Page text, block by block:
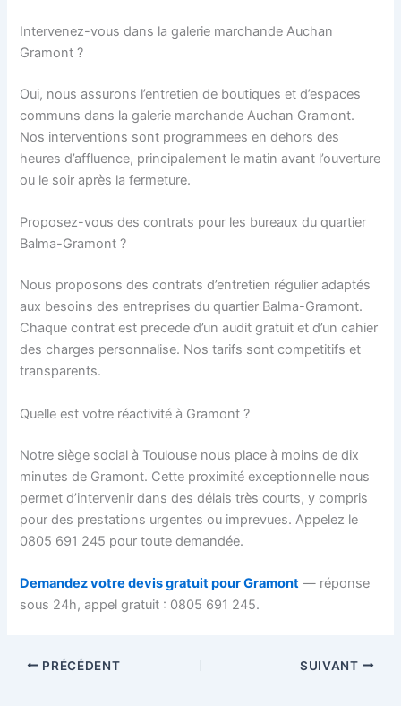
Intervenez-vous dans la galerie marchande Auchan
Gramont ?
Oui, nous assurons l’entretien de boutiques et d’espaces
communs dans la galerie marchande Auchan Gramont.
Nos interventions sont programmees en dehors des
heures d’affluence, principalement le matin avant l’ouverture
ou le soir après la fermeture.
Proposez-vous des contrats pour les bureaux du quartier
Balma-Gramont ?
Nous proposons des contrats d’entretien régulier adaptés
aux besoins des entreprises du quartier Balma-Gramont.
Chaque contrat est precede d’un audit gratuit et d’un cahier
des charges personnalise. Nos tarifs sont competitifs et
transparents.
Quelle est votre réactivité à Gramont ?
Notre siège social à Toulouse nous place à moins de dix
minutes de Gramont. Cette proximité exceptionnelle nous
permet d’intervenir dans des délais très courts, y compris
pour des prestations urgentes ou imprevues. Appelez le
0805 691 245 pour toute demandée.
Demandez votre devis gratuit pour Gramont — réponse
sous 24h, appel gratuit : 0805 691 245.
PRÉCÉDENT SUIVANT